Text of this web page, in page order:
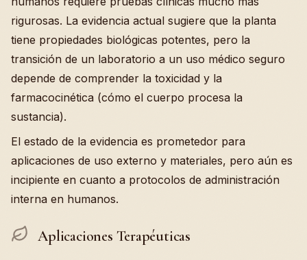
rigurosas. La evidencia actual sugiere que la planta
tiene propiedades biológicas potentes, pero la
transición de un laboratorio a un uso médico seguro
depende de comprender la toxicidad y la
farmacocinética (cómo el cuerpo procesa la
sustancia).
El estado de la evidencia es prometedor para
aplicaciones de uso externo y materiales, pero aún es
incipiente en cuanto a protocolos de administración
interna en humanos.
Aplicaciones Terapéuticas